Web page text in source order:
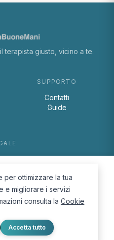
terapista giusto, vicino a te.
SUPPORTO
Contatti
Guide
Policy
per ottimizzare la tua
e migliorare i servizi
consulta la Cookie
Accetta tutto